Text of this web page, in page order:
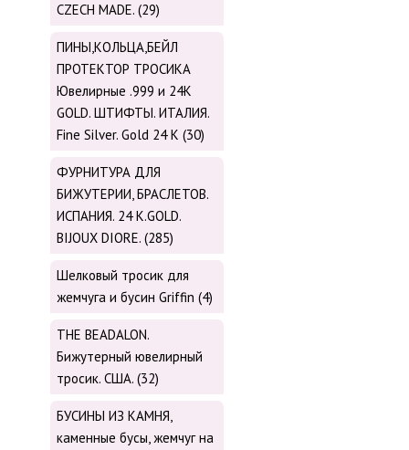
CZECH MADE. (29)
ПИНЫ,КОЛЬЦА,БЕЙЛ
ПРОТЕКТОР ТРОСИКА
Ювелирные .999 и 24К
GOLD. ШТИФТЫ. ИТАЛИЯ.
Fine Silver. Gold 24 K (30)
ФУРНИТУРА ДЛЯ
БИЖУТЕРИИ, БРАСЛЕТОВ.
ИСПАНИЯ. 24 K.GOLD.
BIJOUX DIORE. (285)
Шелковый тросик для
жемчуга и бусин Griffin (4)
THE BEADALON.
Бижутерный ювелирный
тросик. США. (32)
БУСИНЫ ИЗ КАМНЯ,
каменные бусы, жемчуг на